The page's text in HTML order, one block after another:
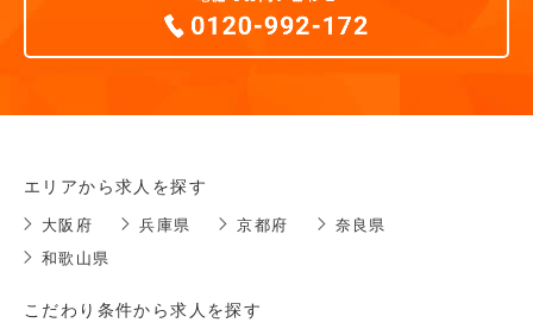
エリアから求人を探す
大阪府 兵庫県 京都府
奈良県
和歌山県
こだわり条件から求人を探す